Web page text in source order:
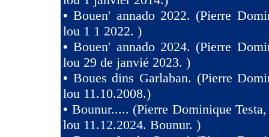
•Bouen' annado 2022. (Pierre
lou 1 1 2022. )
•Bouen' annado 2024. (Pierre
lou 29 de janvié 2023. )
• Boues dins Garlaban. (Pierre
lou 11.10.2008.)
• Bounur..... (Pierre Dominique
lou 11.12.2024. Bounur. )